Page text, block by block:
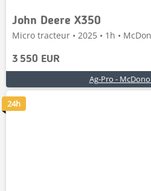
John Deere X350
Micro tracteur • 2025 • 1h •
3 550 EUR
Ag-Pro -
24h